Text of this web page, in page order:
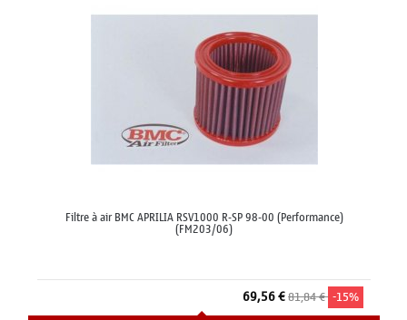
Filtre à air BMC APRILIA RSV1000 R-SP 98-00 (Performance)
(FM203/06)
69,56 €81,84 € -15%